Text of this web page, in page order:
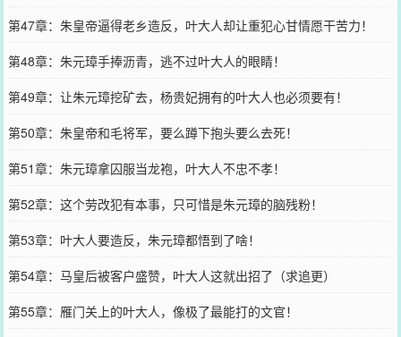
第47章：朱皇帝逼得老乡造反，叶大人却让重犯心甘情愿干苦力！
第48章：朱元璋手捧沥青，逃不过叶大人的眼睛！
第49章：让朱元璋挖矿去，杨贵妃拥有的叶大人也必须要有！
第50章：朱皇帝和毛将军，要么蹲下抱头要么去死！
第51章：朱元璋拿囚服当龙袍，叶大人不忠不孝！
第52章：这个劳改犯有本事，只可惜是朱元璋的脑残粉！
第53章：叶大人要造反，朱元璋都悟到了啥！
第54章：马皇后被客户盛赞，叶大人这就出招了（求追更）
第55章：雁门关上的叶大人，像极了最能打的文官！